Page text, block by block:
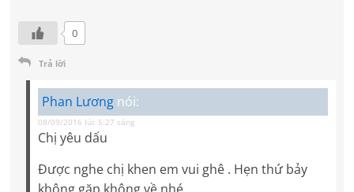
0
Trả lời
Phan Lương nói:
08/09/2016 lúc 5:27 sáng
Chị yêu dấu
Được nghe chị khen em vui ghê . Hẹn thứ bảy